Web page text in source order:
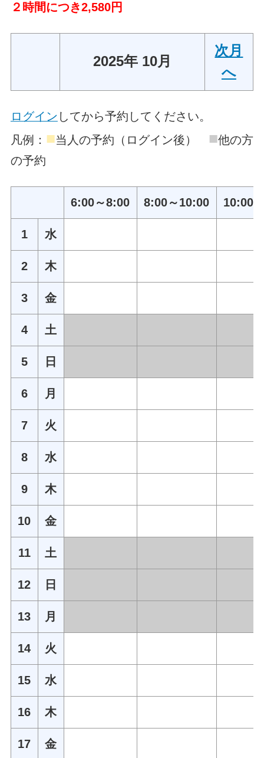
２時間につき2,580円
2025年 10月
次月
へ
ログイン してから予約してください。
凡例： ■当人の予約（ログイン後） ■他の方
の予約
6:00～8:00 8:00～10:00 10:00
1 水
2 木
3 金
4 土
5 日
6 月
7 火
8 水
9 木
10 金
11 土
12 日
13 月
14 火
15 水
16 木
17 金